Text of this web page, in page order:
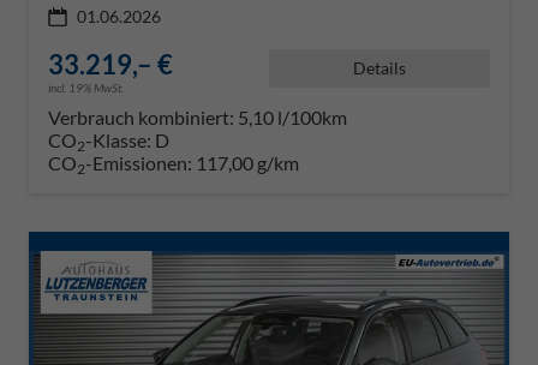
01.06.2026
33.219,– €
incl. 19% MwSt.
Details
Verbrauch kombiniert: 5,10 l/100km
CO2-Klasse: D
CO2-Emissionen: 117,00 g/km